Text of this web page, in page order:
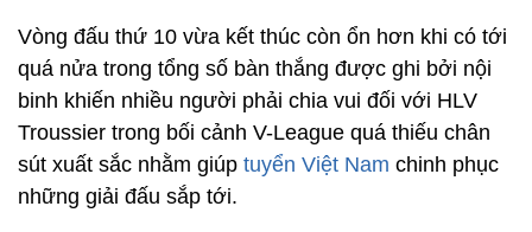
Vòng đấu thứ 10 vừa kết thúc còn ổn hơn khi có tới
quá nửa trong tổng số bàn thắng được ghi bởi nội
binh khiến nhiều người phải chia vui đối với HLV
Troussier trong bối cảnh V-League quá thiếu chân
sút xuất sắc nhằm giúp tuyển Việt Nam chinh phục
những giải đấu sắp tới.